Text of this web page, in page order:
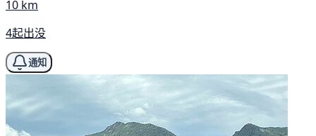
10 km
4起出没
通知